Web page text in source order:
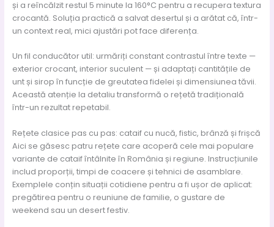
și a reîncălzit restul 5 minute la 160°C pentru a recupera textura
crocantă. Soluția practică a salvat desertul și a arătat că, într-
un context real, mici ajustări pot face diferența.
Un fil conducător util: urmăriți constant contrastul între texte —
exterior crocant, interior suculent — și adaptați cantitățile de
unt și sirop în funcție de greutatea fidelei și dimensiunea tăvii.
Această atenție la detaliu transformă o rețetă tradițională
într-un rezultat repetabil.
Rețete clasice pas cu pas: cataif cu nucă, fistic, brânză și frișcă
Aici se găsesc patru rețete care acoperă cele mai populare
variante de cataif întâlnite în România și regiune. Instrucțiunile
includ proporții, timpi de coacere și tehnici de asamblare.
Exemplele conțin situații cotidiene pentru a fi ușor de aplicat:
pregătirea pentru o reuniune de familie, o gustare de
weekend sau un desert festiv.